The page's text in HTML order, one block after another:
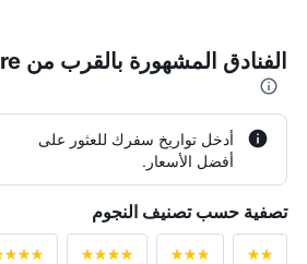
الفنادق المشهورة بالقرب من Funchal Centre
أدخل تواريخ سفرك للعثور على
أفضل الأسعار.
تصفية حسب تصنيف النجوم